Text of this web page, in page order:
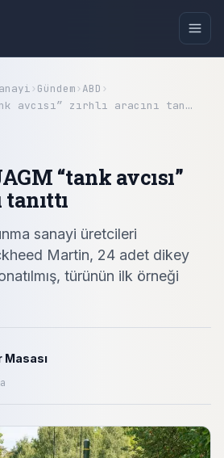
› Gündem› ABD ›
avcısı” zırhlı aracını tan…
“tank avcısı”
tanıttı
sanayi üretcileri
Martin, 24 adet dikey
türünün ilk örneği